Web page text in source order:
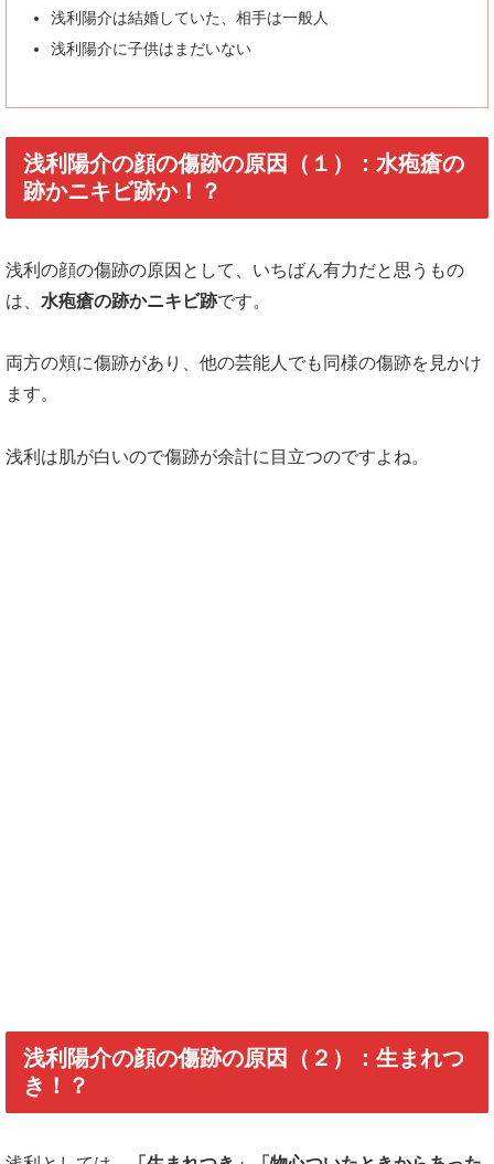
浅利陽介は結婚していた、相手は一般人
浅利陽介に子供はまだいない
浅利陽介の顔の傷跡の原因（１）：水疱瘡の
跡かニキビ跡か！？
浅利の顔の傷跡の原因として、いちばん有力だと思うもの
は、 水疱瘡の跡かニキビ跡です。
両方の頬に傷跡があり、他の芸能人でも同様の傷跡を見かけ
ます。
浅利は肌が白いので傷跡が余計に目立つのですよね。
浅利陽介の顔の傷跡の原因（２）：生まれつ
き！？